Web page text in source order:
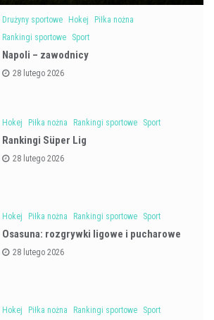
Drużyny sportowe Hokej
Piłka nożna
Rankingi sportowe
Sport
Napoli – zawodnicy
28 lutego 2026
Hokej Piłka nożna Rankingi sportowe Sport
Rankingi Süper Lig
28 lutego 2026
Hokej Piłka nożna Rankingi sportowe Sport
Osasuna: rozgrywki ligowe i pucharowe
28 lutego 2026
Hokej Piłka nożna Rankingi sportowe Sport